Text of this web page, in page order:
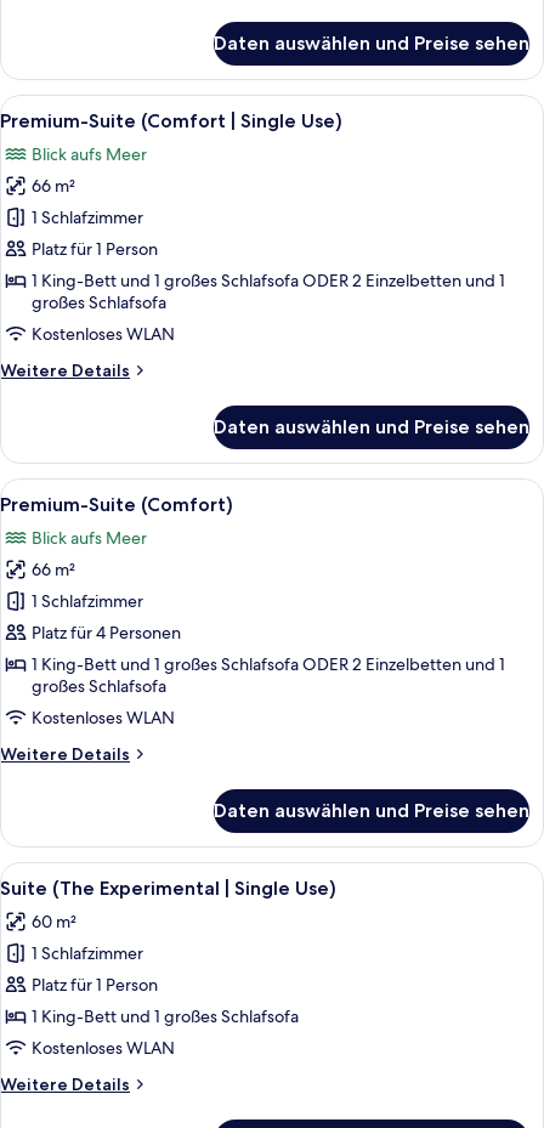
Suite
Daten auswählen und Preise sehen
Alle
Fotos
für
Premium-
Suite
(Comfort
Single
Use)
anzeigen
Ein modernes Hotelzimmer mit Bett,
8
Premium-Suite (Comfort | Single Use)
Blick aufs Meer
66 m²
1 Schlafzimmer
Platz für 1 Person
1 King-Bett und 1 großes Schlafsofa ODER 2 Einzelbetten und 1
großes Schlafsofa
Kostenloses WLAN
Weitere Details
Weitere
Suite
(Comfort
|
Use)
Daten auswählen und Preise sehen
Alle
Fotos
für
Premium-
Suite
(Comfort)
anzeigen
Ein Hotelzimmer mit einem großen
8
Premium-Suite (Comfort)
Blick aufs Meer
66 m²
1 Schlafzimmer
Platz für 4 Personen
1 King-Bett und 1 großes Schlafsofa ODER 2 Einzelbetten und 1
großes Schlafsofa
Kostenloses WLAN
Weitere Details
Weitere
Suite
(Comfort)
Daten auswählen und Preise sehen
Alle
Fotos
für
Suite
(The
Experimental
Use)
Hochwertige Bettwaren, Minibar,
6
Suite (The Experimental | Single Use)
60 m²
1 Schlafzimmer
Platz für 1 Person
1 King-Bett und 1 großes Schlafsofa
Kostenloses WLAN
Weitere Details
Weitere